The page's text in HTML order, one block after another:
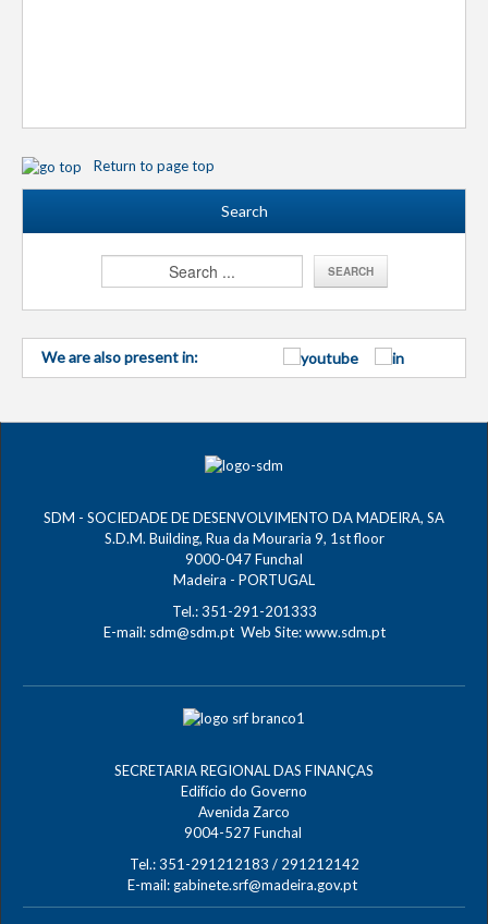
Return to page top
Search
We are also present in:
SDM - SOCIEDADE DE DESENVOLVIMENTO DA MADEIRA, SA
S.D.M. Building, Rua da Mouraria 9, 1st floor
9000-047 Funchal
Madeira - PORTUGAL
Tel.: 351-291-201333
E-mail: sdm@sdm.ptWeb Site:www.sdm.pt
SECRETARIA REGIONAL DAS FINANÇAS
Edifício do Governo
Avenida Zarco
9004-527 Funchal
Tel.: 351-291212183 / 291212142
E-mail: gabinete.srf@madeira.gov.pt